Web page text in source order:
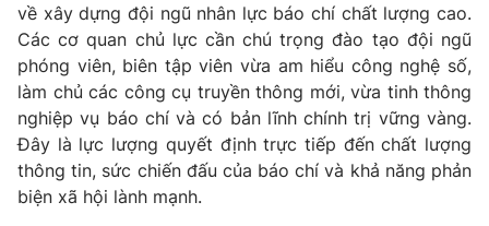
về xây dựng đội ngũ nhân lực báo chí chất lượng cao.
Các cơ quan chủ lực cần chú trọng đào tạo đội ngũ
phóng viên, biên tập viên vừa am hiểu công nghệ số,
làm chủ các công cụ truyền thông mới, vừa tinh thông
nghiệp vụ báo chí và có bản lĩnh chính trị vững vàng.
Đây là lực lượng quyết định trực tiếp đến chất lượng
thông tin, sức chiến đấu của báo chí và khả năng phản
biện xã hội lành mạnh.